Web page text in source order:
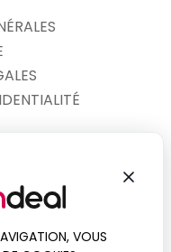
FERRÉ VOUS